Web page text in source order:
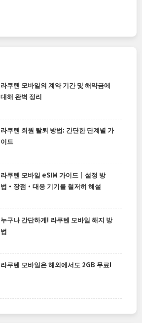
라쿠텐 모바일의 계약 기간 및 해약금에
대해 완벽 정리
라쿠텐 회원 탈퇴 방법: 간단한 단계별 가
이드
라쿠텐 모바일 eSIM 가이드｜설정 방
법・장점・대응 기기를 철저히 해설
누구나 간단하게! 라쿠텐 모바일 해지 방
법
라쿠텐 모바일은 해외에서도 2GB 무료!